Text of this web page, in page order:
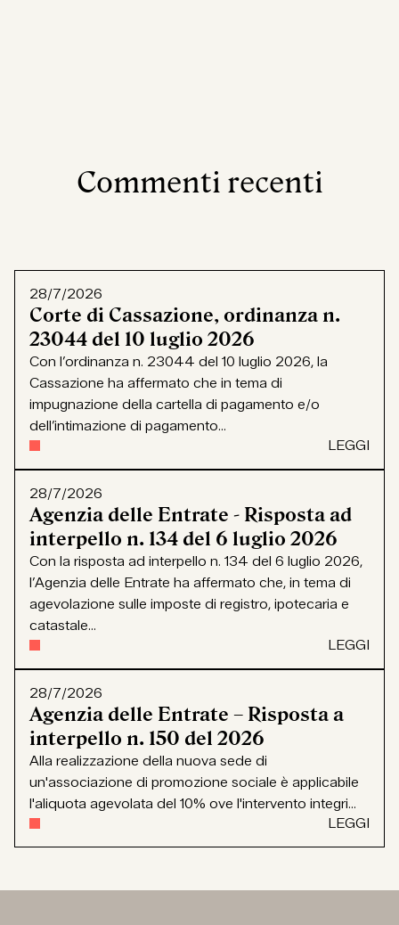
Commenti recenti
28/7/2026
Corte di Cassazione, ordinanza n.
23044 del 10 luglio 2026
Con l’ordinanza n. 23044 del 10 luglio 2026, la
Cassazione ha affermato che in tema di
impugnazione della cartella di pagamento e/o
dell’intimazione di pagamento...
LEGGI
28/7/2026
Agenzia delle Entrate - Risposta ad
interpello n. 134 del 6 luglio 2026
Con la risposta ad interpello n. 134 del 6 luglio 2026,
l’Agenzia delle Entrate ha affermato che, in tema di
agevolazione sulle imposte di registro, ipotecaria e
catastale...
LEGGI
28/7/2026
Agenzia delle Entrate – Risposta a
interpello n. 150 del 2026
Alla realizzazione della nuova sede di
un'associazione di promozione sociale è applicabile
l'aliquota agevolata del 10% ove l'intervento integri...
LEGGI